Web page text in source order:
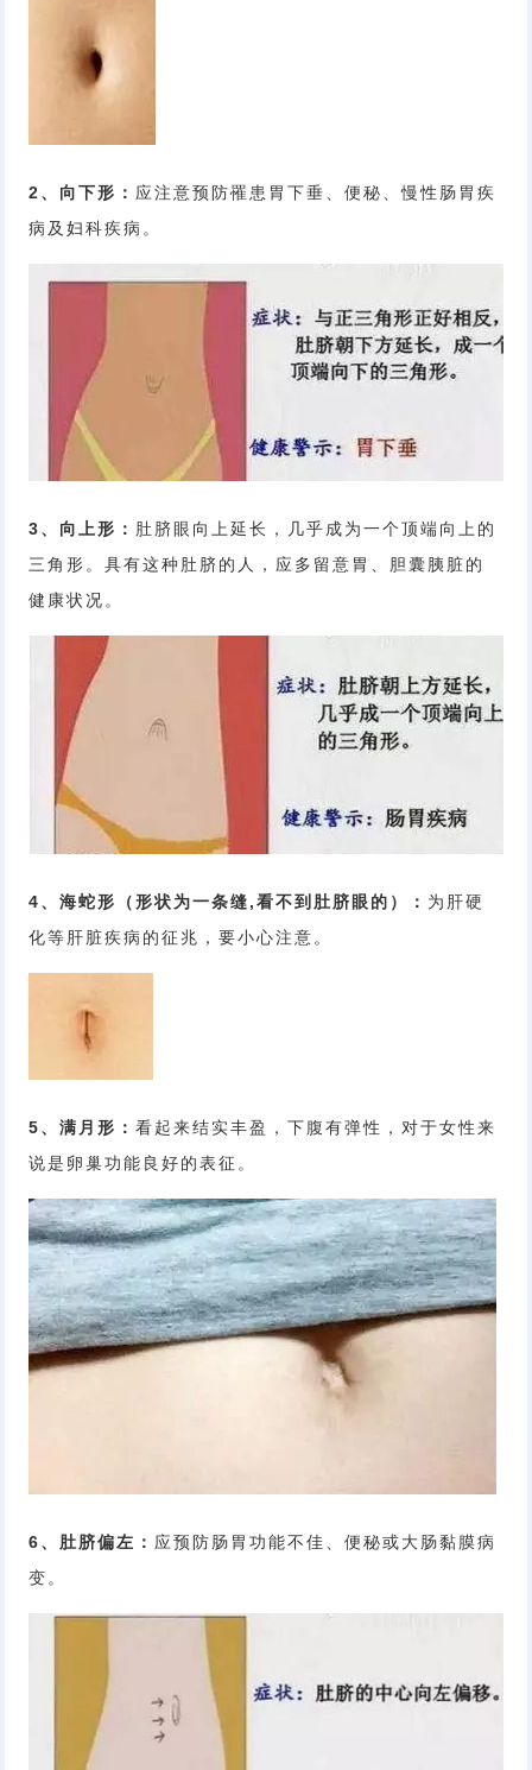
2、向下形： 应注意预防罹患胃下垂、便秘、慢性肠胃疾
病及妇科疾病。
3、向上形： 肚脐眼向上延长，几乎成为一个顶端向上的
三角形。具有这种肚脐的人，应多留意胃、胆囊胰脏的
健康状况。
4、海蛇形（形状为一条缝,看不到肚脐眼的）： 为肝硬
化等肝脏疾病的征兆，要小心注意。
5、满月形：看起来结实丰盈，下腹有弹性，对于女性来
说是卵巢功能良好的表征。
6、肚脐偏左： 应预防肠胃功能不佳、便秘或大肠黏膜病
变。